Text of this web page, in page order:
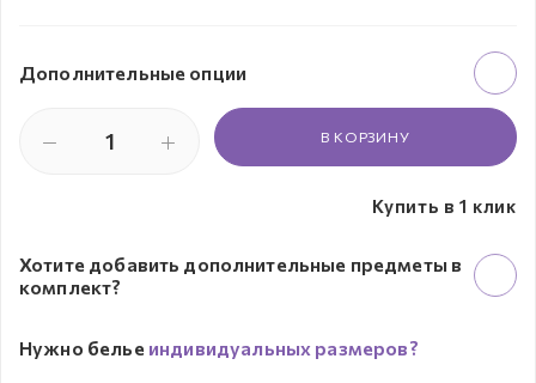
Дополнительные опции
В КОРЗИНУ
Купить в 1 клик
Хотите добавить дополнительные предметы в
комплект?
Нужно белье индивидуальных размеров?